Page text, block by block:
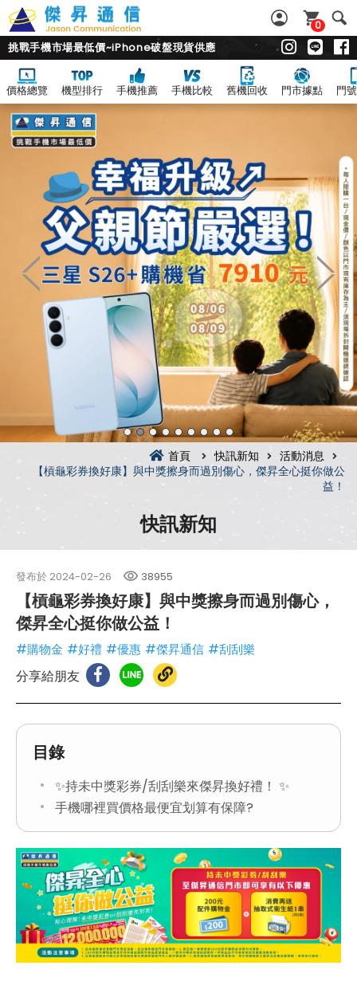
0
挑戰手機市場最低價~iPhone破盤現貨供應
價格總覽 機型排行 手機推薦 手機比較 舊機回收 門市據點 門
首頁 快訊新知
活動消息
【槓龜彩券換好康】與中獎擦身而過別傷心，傑昇全心挺你做公
益！
快訊新知
發布於 2024-02-26 38955
【槓龜彩券換好康】與中獎擦身而過別傷心，
傑昇全心挺你做公益！
#購物金 #好禮 #優惠 #傑昇通信 #刮刮樂
分享給朋友
目錄
✨持未中獎彩券/刮刮樂來傑昇換好禮！ ✨
手機哪裡買價格最便宜划算有保障?